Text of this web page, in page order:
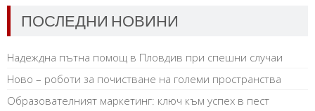
ПОСЛЕДНИ НОВИНИ
Надеждна пътна помощ в Пловдив при спешни случаи
Ново – роботи за почистване на големи пространства
Образователният маркетинг: ключ към успех в пест